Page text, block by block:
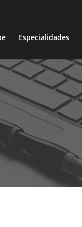
Especialidades